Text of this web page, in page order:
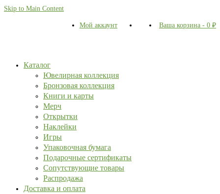
Skip to Main Content
Мой аккаунт Ваша корзина - 0 ₽
Каталог
Ювелирная коллекция
Бронзовая коллекция
Книги и карты
Мерч
Открытки
Наклейки
Игры
Упаковочная бумага
Подарочные сертификаты
Сопутствующие товары
Распродажа
Доставка и оплата